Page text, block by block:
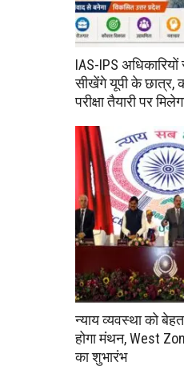
IAS-IPS
सीखेंगे यूपी के छात्र,
परीक्षा तैयारी पर
न्याय व्यवस्था को
होगा मंथन, West
का शुभारंभ